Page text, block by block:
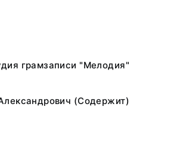
грамзаписи "Мелодия"
(Содержит)